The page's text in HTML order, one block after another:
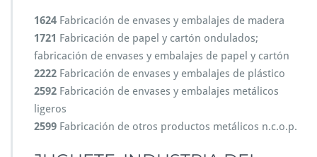
1624 Fabricación de envases y embalajes de madera
1721 Fabricación de papel y cartón ondulados;
fabricación de envases y embalajes de papel y cartón
2222 Fabricación de envases y embalajes de plástico
2592 Fabricación de envases y embalajes metálicos
ligeros
2599 Fabricación de otros productos metálicos n.c.o.p.